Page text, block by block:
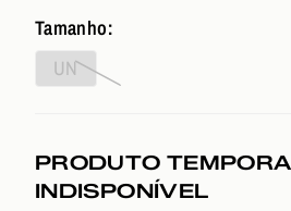
Tamanho:
UN
PRODUTO
INDISPONÍVEL